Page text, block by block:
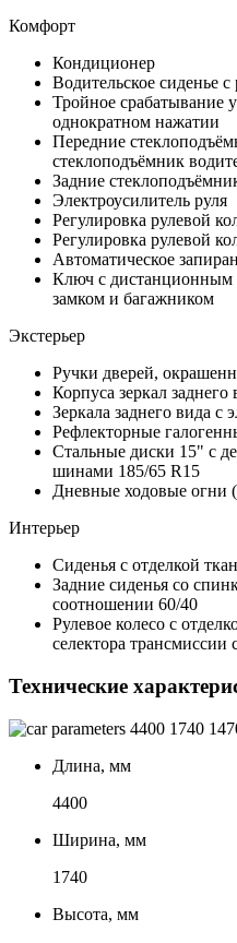
Комфорт
Кондиционер
Водительское сиденье
Тройное срабатывание
однократном нажатии
Передние
стеклоподъёмник
Задние
Электроусилитель руля
Регулировка рулевой
Регулировка рулевой
Автоматическое
Ключ с дистанционным
замком и багажником
Экстерьер
Ручки дверей,
Корпуса зеркал
Зеркала заднего вида с
Рефлекторные
Стальные диски 15" с
шинами 185/65 R15
Дневные ходовые огни
Интерьер
Сиденья с отделкой
Задние сиденья со
соотношении 60/40
Рулевое колесо с
селектора трансмиссии
Технические
4400 1740
Длина, мм
4400
Ширина, мм
1740
Высота, мм